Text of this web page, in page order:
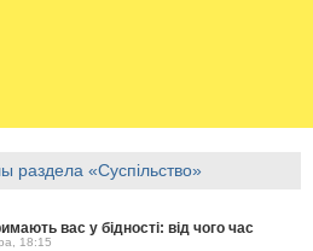
раздела «Суспільство»
вас у бідності: від чого час
18:15